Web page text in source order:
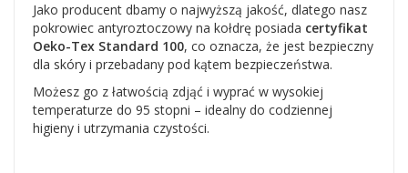
Jako producent dbamy o najwyższą jakość, dlatego nasz
pokrowiec antyroztoczowy na kołdrę posiada certyfikat
Oeko-Tex Standard 100, co oznacza, że jest bezpieczny
dla skóry i przebadany pod kątem bezpieczeństwa.
Możesz go z łatwością zdjąć i wyprać w wysokiej
temperaturze do 95 stopni – idealny do codziennej
higieny i utrzymania czystości.